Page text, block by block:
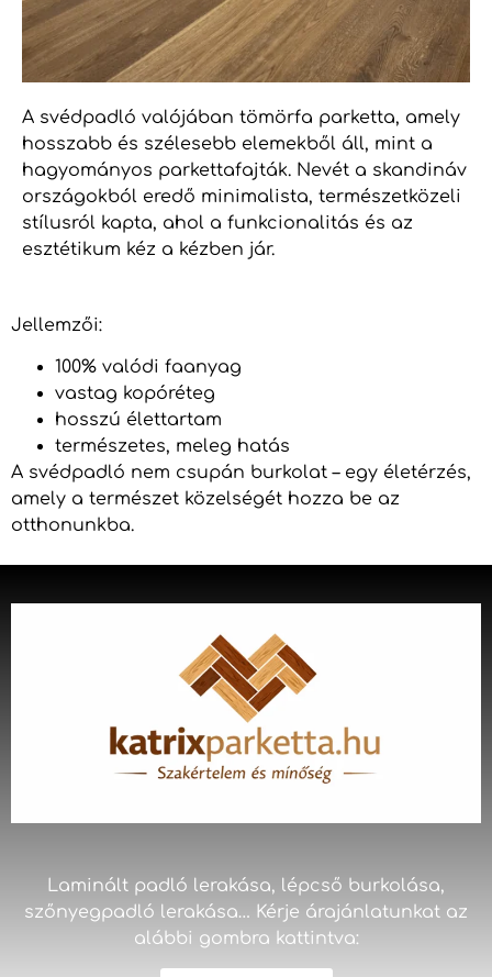
A svédpadló valójában tömörfa parketta, amely
hosszabb és szélesebb elemekből áll, mint a
hagyományos parkettafajták. Nevét a skandináv
országokból eredő minimalista, természetközeli
stílusról kapta, ahol a funkcionalitás és az
esztétikum kéz a kézben jár.
Jellemzői:
100% valódi faanyag
vastag kopóréteg
hosszú élettartam
természetes, meleg hatás
A svédpadló nem csupán burkolat – egy életérzés,
amely a természet közelségét hozza be az
otthonunkba.
Laminált padló lerakása, lépcső burkolása,
szőnyegpadló lerakása… Kérje árajánlatunkat az
alábbi gombra kattintva: